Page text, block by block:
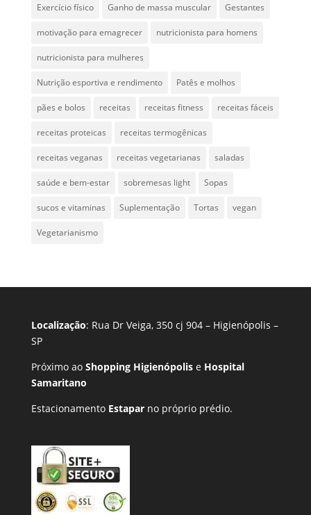
Exercício físico Ganho de massa muscular Gestantes
motivação para emagrecer nutricionista para homens
nutricionista para mulheres
Nutrição esportiva e rendimento Patês e molhos
pães e bolos receitas receitas fitness receitas fáceis
receitas proteicas receitas termogênicas
receitas veganas receitas vegetarianas saladas
saúde e bem-estar sobremesas light Sopas
sucos e vitaminas Suplementação Tortas vegan
Vegetarianismo
Localização: Rua Dr Veiga, 350 cj 904 – Higienópolis –
SP
Próximo ao Shopping Higienópolise Hospital
Samaritano
Estacionamento Estaparno próprio prédio.